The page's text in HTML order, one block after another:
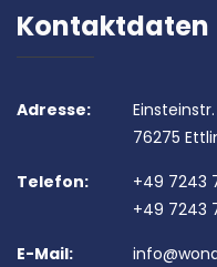
Kontaktdaten
Adresse:
76275
Telefon:
+49 7243
+49 7243
E-Mail: